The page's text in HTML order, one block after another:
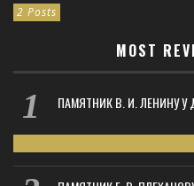
2 Posts
MOST
ПАМЯТНИК В. И. ЛЕНИНУ